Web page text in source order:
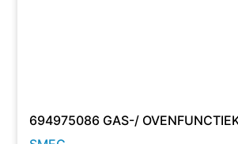
694975086 GAS-/